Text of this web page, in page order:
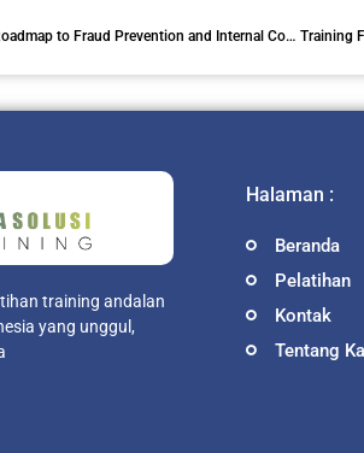
Training Executive Roadmap to Fraud Prevention and Internal Control
training andalan
yang unggul,
Halaman :
Beranda
Pelatihan
Kontak
Tentang